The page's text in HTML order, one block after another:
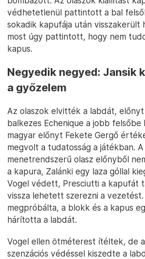
védhetetlenül pattintott a bal
sokadik kapufája után visszakerült
most úgy pattintott, hogy nem
kapus.
Negyedik negyed: Jansik
a győzelem
Az olaszok elvitték a labdát,
balkezes Echenique a jobb felsőbe
magyar előnyt Fekete Gergő
megvolt a tudatosság a játékban. A
menetrendszerű olasz előnyből
a kapura, Zalánki egy laza góllal
Vogel védett, Presciutti a kapufát
vissza lehetett szerezni a vezetést.
megpróbálta, a blokk és a kapus
hárította a labdát.
Vogel ellen ötméterest ítéltek, de
szenzációs védéssel kiszedte a